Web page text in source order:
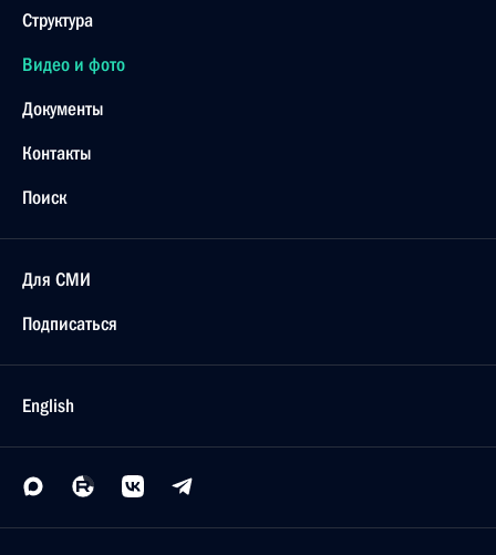
Структура
Видео и фото
Документы
Контакты
Поиск
Для СМИ
Подписаться
English